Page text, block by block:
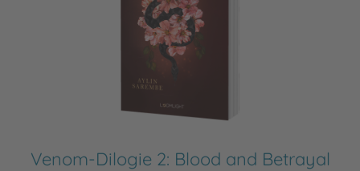
Venom-Dilogie 2: Blood and Betrayal